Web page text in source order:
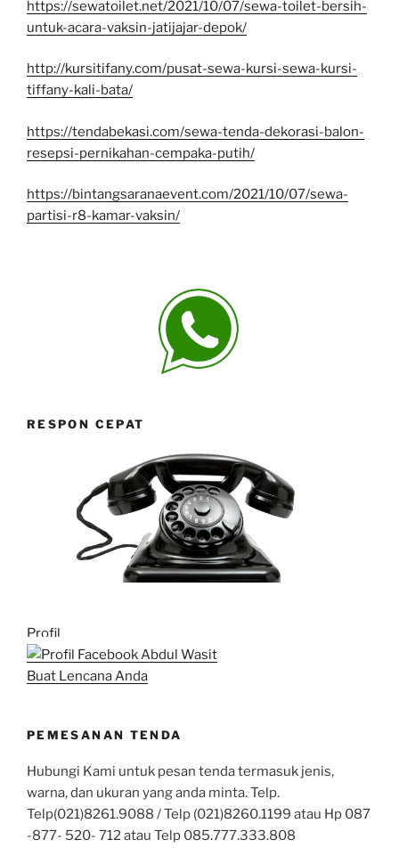
https://sewatoilet.net/2021/10/07/sewa-toilet-bersih-
untuk-acara-vaksin-jatijajar-depok/
http://kursitifany.com/pusat-sewa-kursi-sewa-kursi-
tiffany-kali-bata/
https://tendabekasi.com/sewa-tenda-dekorasi-balon-
resepsi-pernikahan-cempaka-putih/
https://bintangsaranaevent.com/2021/10/07/sewa-
partisi-r8-kamar-vaksin/
RESPON CEPAT
Profil
Buat Lencana Anda
PEMESANAN TENDA
Hubungi Kami untuk pesan tenda termasuk jenis,
warna, dan ukuran yang anda minta. Telp.
Telp(021)8261.9088 / Telp (021)8260.1199 atau Hp 087
-877- 520- 712 atau Telp 085.777.333.808